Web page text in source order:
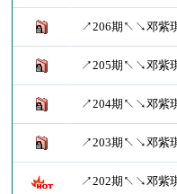
↗206期↖↘邓紫
↗205期↖↘邓紫
↗204期↖↘邓紫
↗203期↖↘邓紫
↗202期↖↘邓紫